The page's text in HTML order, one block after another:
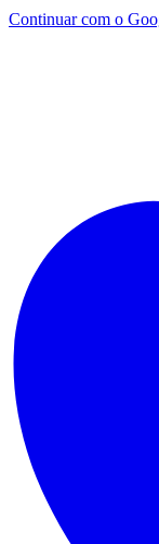
Continuar com o